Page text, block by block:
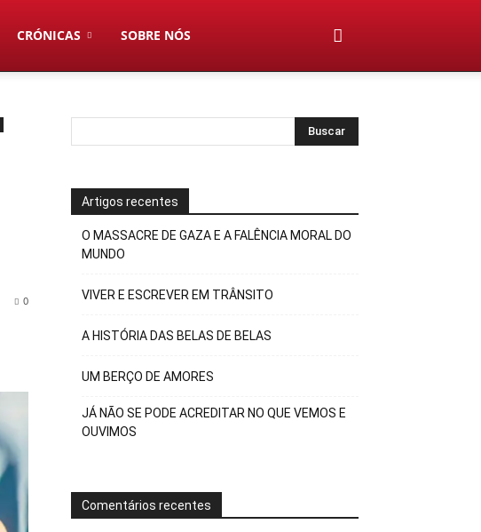
CRÓNICAS SOBRE NÓS
0
Artigos recentes
O MASSACRE DE GAZA E A FALÊNCIA MORAL DO
MUNDO
VIVER E ESCREVER EM TRÂNSITO
A HISTÓRIA DAS BELAS DE BELAS
UM BERÇO DE AMORES
JÁ NÃO SE PODE ACREDITAR NO QUE VEMOS E
OUVIMOS
Comentários recentes